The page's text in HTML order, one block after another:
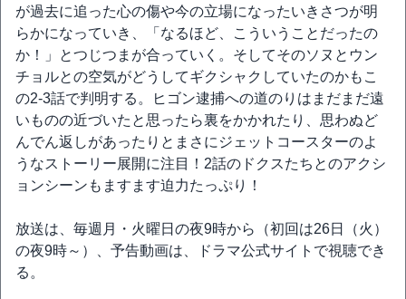
が過去に追った心の傷や今の立場になったいきさつが明
らかになっていき、「なるほど、こういうことだったの
か！」とつじつまが合っていく。そしてそのソヌとウン
チョルとの空気がどうしてギクシャクしていたのかもこ
の2-3話で判明する。ヒゴン逮捕への道のりはまだまだ遠
いものの近づいたと思ったら裏をかかれたり、思わぬど
んでん返しがあったりとまさにジェットコースターのよ
うなストーリー展開に注目！2話のドクスたちとのアクシ
ョンシーンもますます迫力たっぷり！
放送は、毎週月・火曜日の夜9時から（初回は26日（火）
の夜9時～）、予告動画は、ドラマ公式サイトで視聴でき
る。